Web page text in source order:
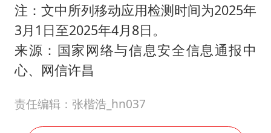
注：文中所列移动应用检测时间为2025年
3月1日至2025年4月8日。
来源：国家网络与信息安全信息通报中
心、网信许昌
责任编辑：张楷浩_hn037